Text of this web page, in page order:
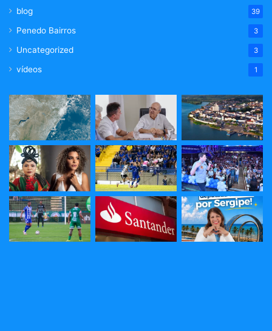
blog 39
Penedo Bairros 3
Uncategorized 3
vídeos 1